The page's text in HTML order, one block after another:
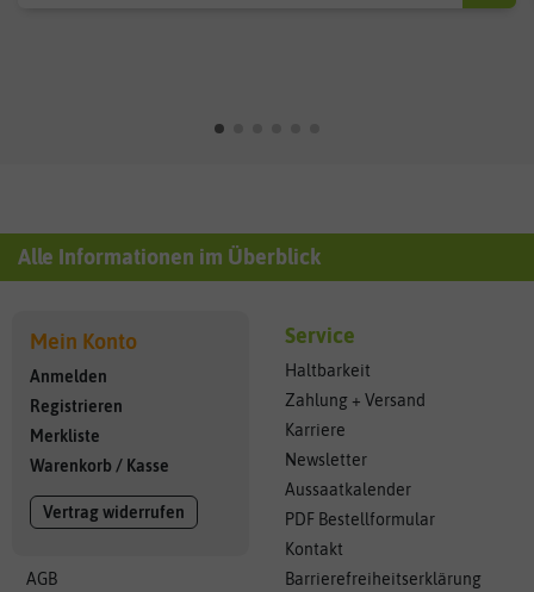
Alle Informationen im Überblick
Mein Konto
Anmelden
Registrieren
Merkliste
Warenkorb / Kasse
Vertrag widerrufen
AGB
Service
Haltbarkeit
Zahlung + Versand
Karriere
Newsletter
Aussaatkalender
PDF Bestellformular
Kontakt
Barrierefreiheitserklärung